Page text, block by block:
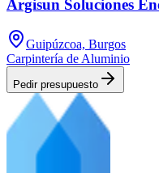
Argisun Soluciones
Guipúzcoa, Burgos
Carpintería de Aluminio
Pedir presupuesto